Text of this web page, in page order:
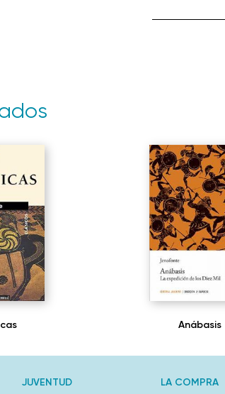
Anábasis
JUVENTUD LA COMPRA